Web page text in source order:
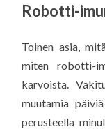
Robotti-
Toinen asia,
miten robotti-
karvoista.
muutamia
perusteella